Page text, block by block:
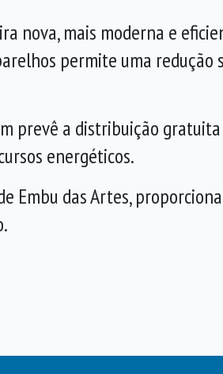
nova, mais moderna e
permite uma
prevê a distribuição
energéticos.
Embu das Artes,